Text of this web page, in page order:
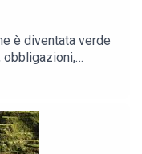
è diventata verde
obbligazioni,
(CAB),
(SAB)